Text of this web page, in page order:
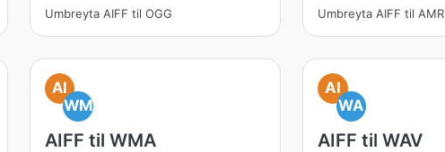
Umbreyta AIFF til OGG Umbreyta AIFF til AMR
AI
WM
AIFF til WMA
AI
WA
AIFF til WAV